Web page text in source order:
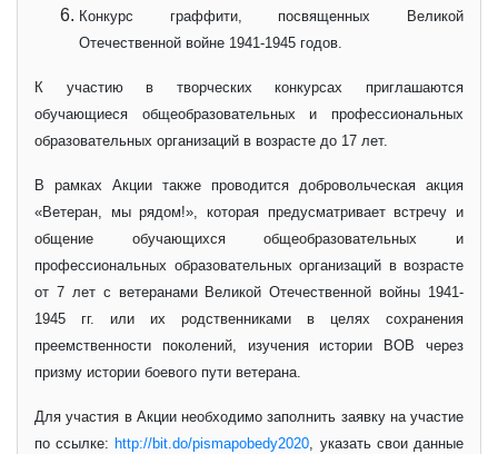
Конкурс граффити, посвященных Великой
Отечественной войне 1941-1945 годов.
К участию в творческих конкурсах приглашаются
обучающиеся общеобразовательных и профессиональных
образовательных организаций в возрасте до 17 лет.
В рамках Акции также проводится добровольческая акция
«Ветеран, мы рядом!», которая предусматривает встречу и
общение обучающихся общеобразовательных и
профессиональных образовательных организаций в возрасте
от 7 лет с ветеранами Великой Отечественной войны 1941-
1945 гг. или их родственниками в целях сохранения
преемственности поколений, изучения истории ВОВ через
призму истории боевого пути ветерана.
Для участия в Акции необходимо заполнить заявку на участие
по ссылке: http://bit.do/pismapobedy2020, указать свои данные